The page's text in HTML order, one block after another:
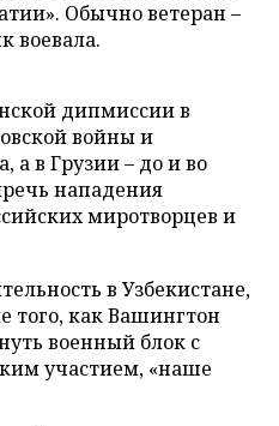
Обычно ветеран –
воевала.
дипмиссии в
войны и
а в Грузии – до и во
нападения
миротворцев и
в Узбекистане,
того, как Вашингтон
военный блок с
участием, «наше